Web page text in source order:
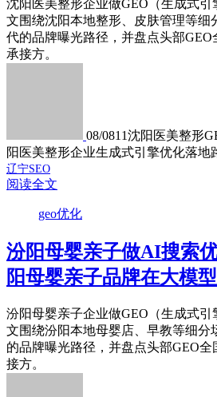
沈阳医美整形企业做GEO（生成式
文围绕沈阳本地整形、皮肤管理等细
代的品牌曝光路径，并盘点头部
承接方。
08/0811沈阳医美整形
阳医美整形企业生成式引擎优化落地
辽宁SEO
阅读全文
geo优化
汾阳母婴亲子做AI搜索
阳母婴亲子品牌在大模
汾阳母婴亲子企业做GEO（生成式
文围绕汾阳本地母婴店、早教等细分
的品牌曝光路径，并盘点头部GEO
接方。